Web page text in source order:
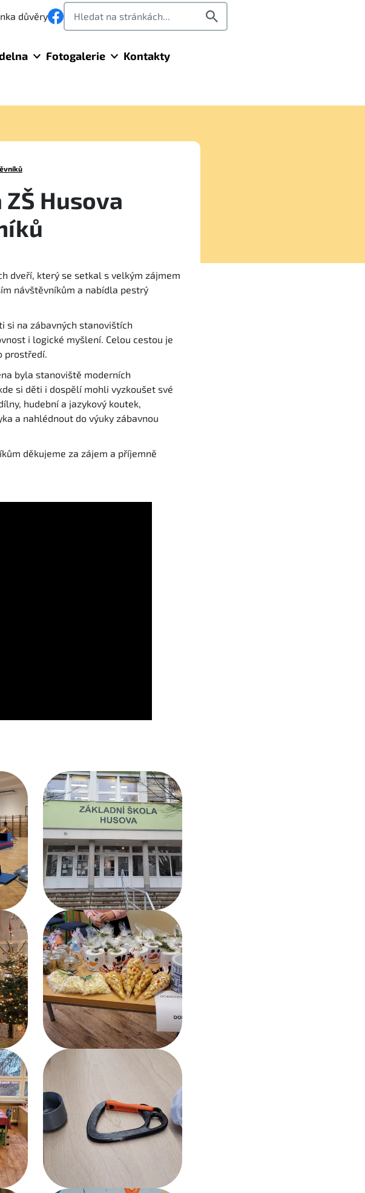
důvěry
Fotogalerie Kontakty
Husova
dveří, který se setkal s velkým zájmem
návštěvníkům a nabídla pestrý
si na zábavných stanovištích
i logické myšlení. Celou cestou je
prostředí.
byla stanoviště moderních
si děti i dospělí mohli vyzkoušet své
hudební a jazykový koutek,
a nahlédnout do výuky zábavnou
děkujeme za zájem a příjemně